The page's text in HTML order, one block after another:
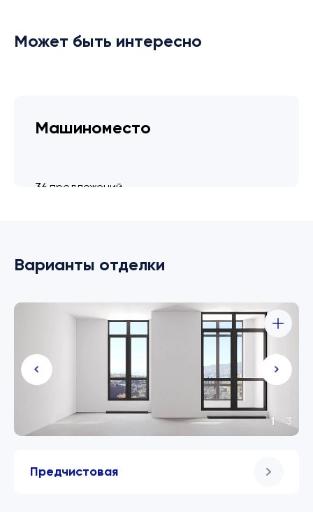
Может быть интересно
Машиноместо
36 предложений
Варианты отделки
Предчистовая
1 /3